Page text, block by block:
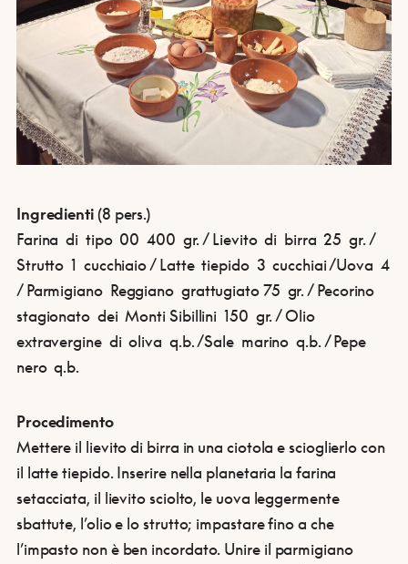
Ingredienti(8 pers.)
Farina di tipo 00 400 gr. / Lievito di birra 25 gr. /
Strutto 1 cucchiaio / Latte tiepido 3 cucchiai /Uova 4
/ Parmigiano Reggiano grattugiato 75 gr. / Pecorino
stagionato dei Monti Sibillini 150 gr. / Olio
extravergine di oliva q.b. /Sale marino q.b. / Pepe
nero q.b.
Procedimento
Mettere il lievito di birra in una ciotola e scioglierlo con
il latte tiepido. Inserire nella planetaria la farina
setacciata, il lievito sciolto, le uova leggermente
sbattute, l’olio e lo strutto; impastare fino a che
l’impasto non è ben incordato. Unire il parmigiano